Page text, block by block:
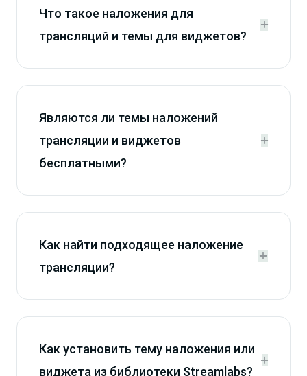
Что такое наложения для
трансляций и темы для виджетов?


Являются ли темы наложений
трансляции и виджетов
бесплатными?


Как найти подходящее наложение
трансляции?


Как установить тему наложения или
виджета из библиотеки Streamlabs?

